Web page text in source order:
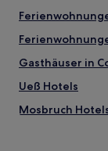
Gasthäuser in
Ueß Hotels
Mosbruch